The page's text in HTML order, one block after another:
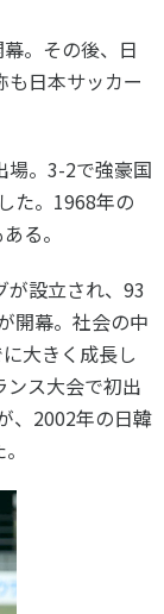
。その後、日
日本サッカー
場。3-2で強豪国
た。1968年の
る。
が設立され、93
開幕。社会の中
大きく成長し
ンス大会で初出
、2002年の日韓